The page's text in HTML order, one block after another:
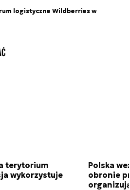
logistyczne Wildberries w
terytorium
wykorzystuje
Polska
obronie